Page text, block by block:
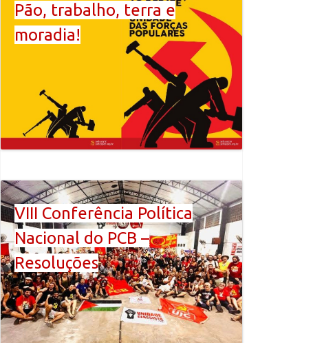
Pão, trabalho, terra e
moradia!
VIII Conferência Política
Nacional do PCB –
Resoluções